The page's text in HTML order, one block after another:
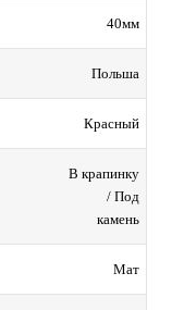
40мм
Польша
Красный
В крапинку
/ Под
камень
Мат